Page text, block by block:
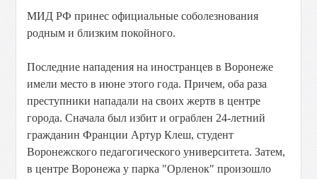
МИД РФ принес официальные соболезнования
родным и близким покойного.
Последние нападения на иностранцев в Воронеже
имели место в июне этого года. Причем, оба раза
преступники нападали на своих жертв в центре
города. Сначала был избит и ограблен 24-летний
гражданин Франции Артур Клеш, студент
Воронежского педагогического университета. Затем,
в центре Воронежа у парка "Орленок" произошло